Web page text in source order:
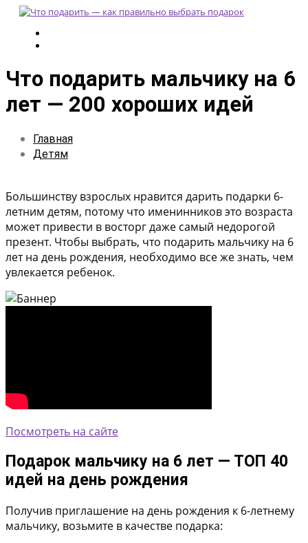
Что подарить мальчику на 6
лет — 200 хороших идей
Главная
Детям
Большинству взрослых нравится дарить подарки 6-
летним детям, потому что именинников это возраста
может привести в восторг даже самый недорогой
презент. Чтобы выбрать, что подарить мальчику на 6
лет на день рождения, необходимо все же знать, чем
увлекается ребенок.
Посмотреть на сайте
Подарок мальчику на 6 лет — ТОП 40
идей на день рождения
Получив приглашение на день рождения к 6-летнему
мальчику, возьмите в качестве подарка: